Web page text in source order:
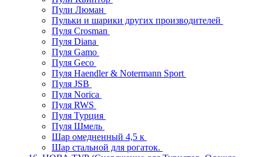
Пули Люман
Пульки и шарики других производителей
Пуля Crosman
Пуля Diana
Пуля Gamo
Пуля Geco
Пуля Haendler & Notermann Sport
Пуля JSB
Пуля Norica
Пуля RWS
Пуля Турция
Пуля Шмель
Шар омедненный 4,5 к
Шар стальной для рогаток.